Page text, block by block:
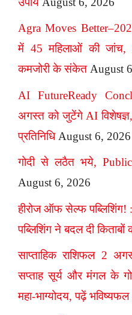
Agra Moves
में 45 महिलाओं की जांच,
कमजोरी के संकेत August
AI FutureReady
अगस्त को जुटेंगे AI
प्रतिनिधि August 6, 2026
गोदी से लठैत भये, Public
August 6, 2026
हीरोज ऑफ सेल्फ पब्लिशिंग!
पब्लिशिंग ने बदल दी किताबों
साप्ताहिक राशिफल 2
सप्ताह सूर्य और मंगल के
महा-भाग्योदय, पढ़ें भविष्यफल